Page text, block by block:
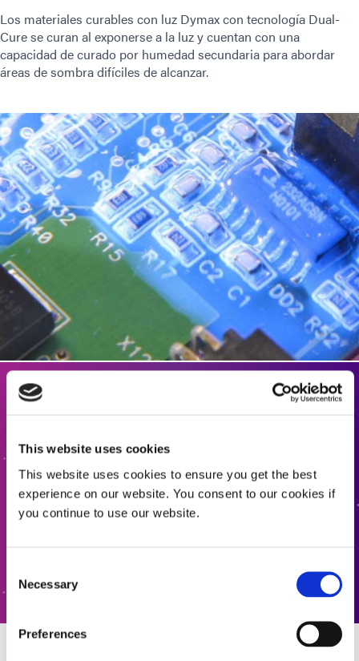
This website uses cookies
This website uses cookies to ensure you get the best
experience on our website. You consent to our cookies if
you continue to use our website.
Selection
Necessary
Preferences
Los materiales curables con luz Dymax con tecnología Dual-
Cure se curan al exponerse a la luz y cuentan con una
capacidad de curado por humedad secundaria para abordar
áreas de sombra difíciles de alcanzar.
¿Quiere saber más o tiene alguna pregunta? Queremos
CONTÁCTENOS